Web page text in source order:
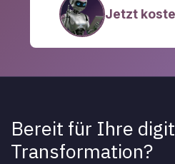
Jetzt
Bereit für Ihre
Transformation?